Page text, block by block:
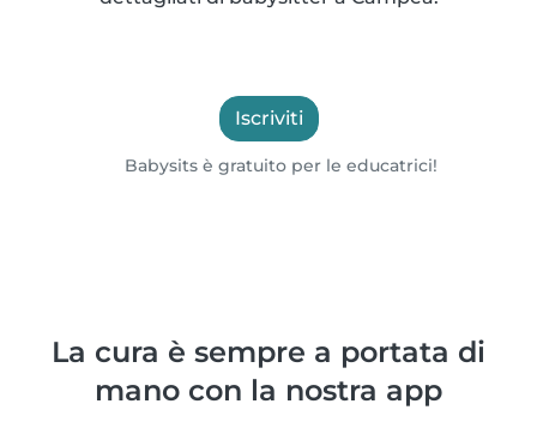
Iscriviti
Babysits è gratuito per le educatrici!
La cura è sempre a portata di
mano con la nostra app